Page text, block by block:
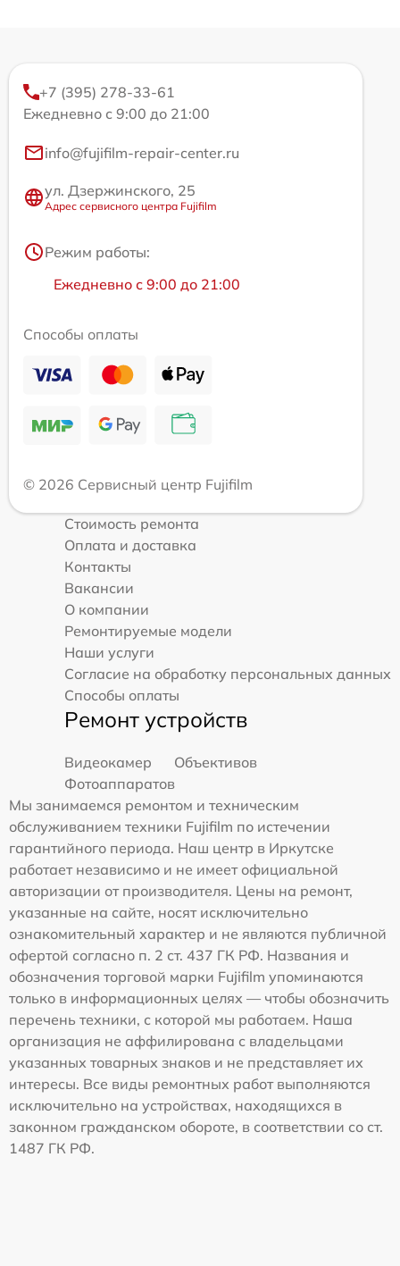
+7 (395) 278-33-61
Ежедневно с 9:00 до 21:00
info@fujifilm-repair-center.ru
ул. Дзержинского, 25
Адрес сервисного центра Fujifilm
Режим работы:
Ежедневно с 9:00 до 21:00
Способы оплаты
© 2026 Сервисный центр Fujifilm
Стоимость ремонта
Оплата и доставка
Контакты
Вакансии
О компании
Ремонтируемые модели
Наши услуги
Согласие на обработку персональных данных
Способы оплаты
Ремонт устройств
Видеокамер
Объективов
Фотоаппаратов
Мы занимаемся ремонтом и техническим
обслуживанием техники Fujifilm по истечении
гарантийного периода. Наш центр в Иркутске
работает независимо и не имеет официальной
авторизации от производителя. Цены на ремонт,
указанные на сайте, носят исключительно
ознакомительный характер и не являются публичной
офертой согласно п. 2 ст. 437 ГК РФ. Названия и
обозначения торговой марки Fujifilm упоминаются
только в информационных целях — чтобы обозначить
перечень техники, с которой мы работаем. Наша
организация не аффилирована с владельцами
указанных товарных знаков и не представляет их
интересы. Все виды ремонтных работ выполняются
исключительно на устройствах, находящихся в
законном гражданском обороте, в соответствии со ст.
1487 ГК РФ.